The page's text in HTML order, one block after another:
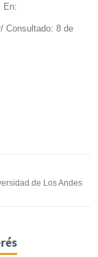
En:
Consultado: 8 de
de Los Andes